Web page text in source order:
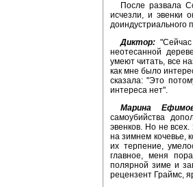
После развала
исчезли, и эвенки
доиндустриального
Диктор:
неотесанной
умеют читать, все
как мне было
сказала: "Это
интереса нет".
Марина
самоубийства
эвенков. Но не
на зимнем кочевье,
их терпение,
главное, меня
полярной зиме и
рецензент Граймс,